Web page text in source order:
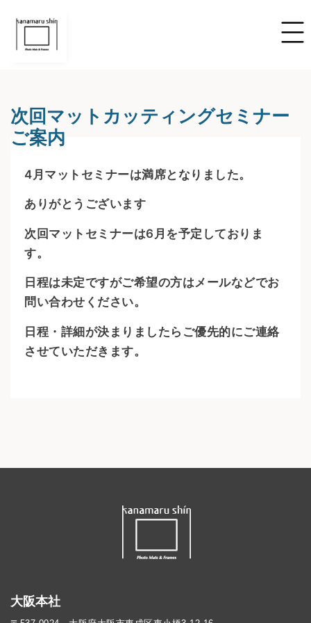
次回マットカッティングセミナー
ご案内
4月マットセミナーは満席となりました。
ありがとうございます
次回マットセミナーは6月を予定しておりま
す。
日程は未定ですがご希望の方はメールなどでお
問い合わせください。
日程・詳細が決まりましたらご優先的にご連絡
させていただきます。
大阪本社